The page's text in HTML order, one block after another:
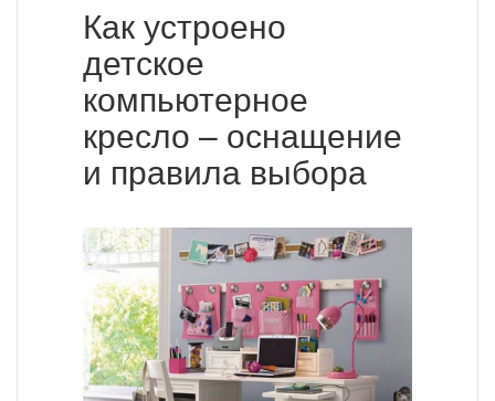
Как устроено
детское
компьютерное
кресло – оснащение
и правила выбора